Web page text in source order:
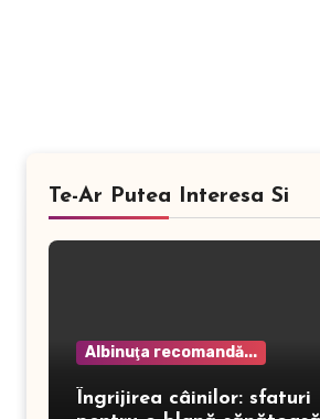
Te-Ar Putea Interesa Si
Albinuţa recomandă...
Îngrijirea câinilor: sfaturi